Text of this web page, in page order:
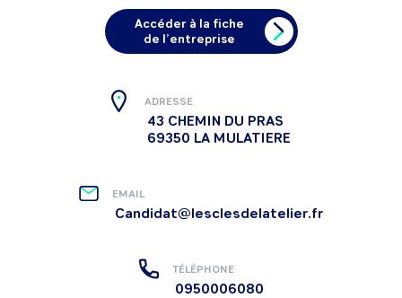
Accéder à la fiche
de l’entreprise
ADRESSE
43 CHEMIN DU PRAS
69350 LA MULATIERE
EMAIL
Candidat@lesclesdelatelier.fr
TÉLÉPHONE
0950006080